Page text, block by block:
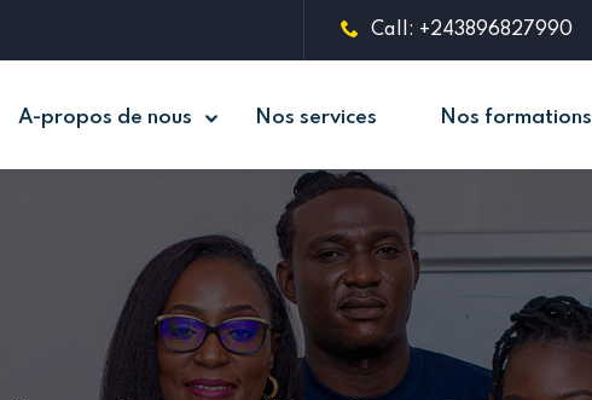
Call: +243896827990
A-propos de nous Nos services Nos formations
Sign in
Don’t have an account?Sign up